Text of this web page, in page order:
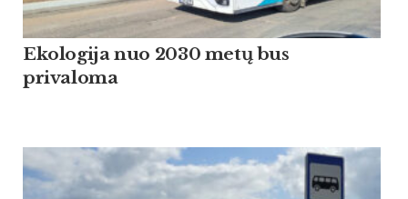
Ekologija nuo 2030 metų bus
privaloma